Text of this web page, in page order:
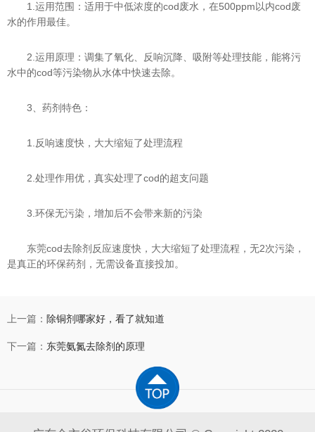
1.运用范围：适用于中低浓度的cod废水，在500ppm以内cod废
水的作用最佳。
2.运用原理：调集了氧化、反响沉降、吸附等处理技能，能将污
水中的cod等污染物从水体中快速去除。
3、药剂特色：
1.反响速度快，大大缩短了处理流程
2.处理作用优，真实处理了cod的超支问题
3.环保无污染，增加后不会带来新的污染
东莞cod去除剂反应速度快，大大缩短了处理流程，无2次污染，
是真正的环保药剂，无需设备直接投加。
上一篇： 除铜剂哪家好，看了就知道
下一篇： 东莞氨氮去除剂的原理